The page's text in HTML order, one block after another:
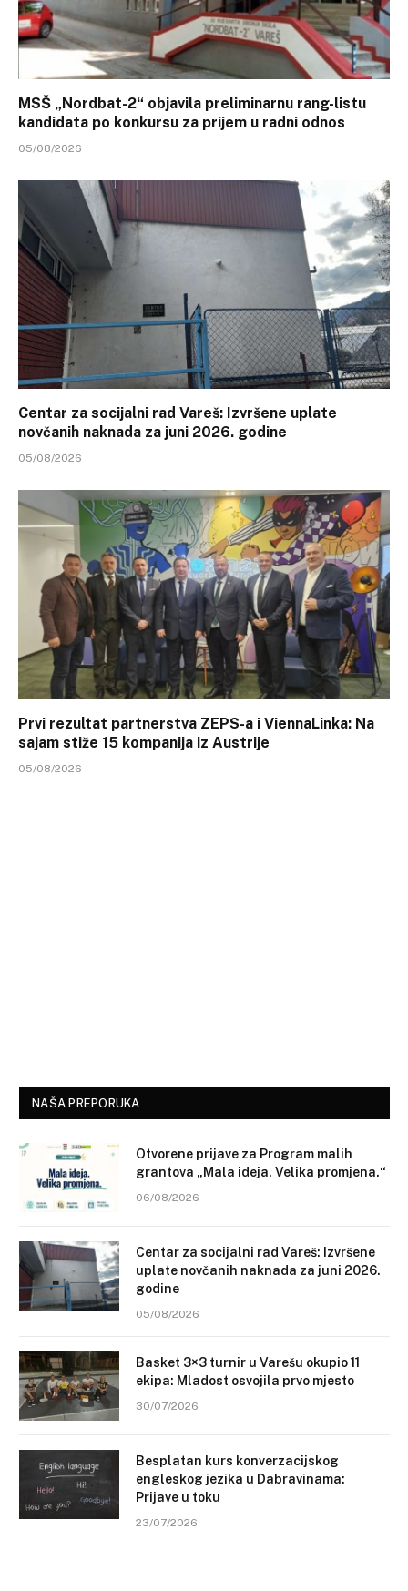
MSŠ „Nordbat-2“ objavila preliminarnu rang-listu
kandidata po konkursu za prijem u radni odnos
05/08/2026
Centar za socijalni rad Vareš: Izvršene uplate
novčanih naknada za juni 2026. godine
05/08/2026
Prvi rezultat partnerstva ZEPS-a i ViennaLinka: Na
sajam stiže 15 kompanija iz Austrije
05/08/2026
NAŠA PREPORUKA
Otvorene prijave za Program malih
grantova „Mala ideja. Velika promjena.“
06/08/2026
Centar za socijalni rad Vareš: Izvršene
uplate novčanih naknada za juni 2026.
godine
05/08/2026
Basket 3×3 turnir u Varešu okupio 11
ekipa: Mladost osvojila prvo mjesto
30/07/2026
Besplatan kurs konverzacijskog
engleskog jezika u Dabravinama:
Prijave u toku
23/07/2026